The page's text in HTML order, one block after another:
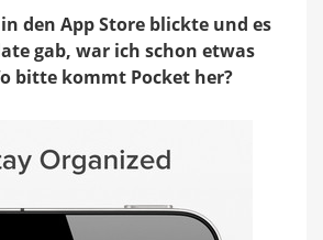
kostenloses
Pocket
den App Store blickte und es
gab, war ich schon etwas
bitte kommt Pocket her?